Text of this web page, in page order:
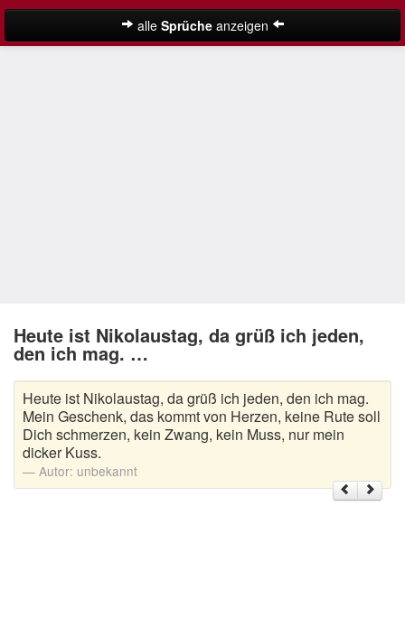
alle Sprücheanzeigen
Nikolaus Sprüche
Schöne Weihnachtssprüche
Weihnachtsgedichte
Weihnachtsgrüße
Weihnachtssprüche für Karten
Heute ist Nikolaustag, da grüß ich jeden,
den ich mag. …
Heute ist Nikolaustag, da grüß ich jeden, den ich mag.
Mein Geschenk, das kommt von Herzen, keine Rute soll
Dich schmerzen, kein Zwang, kein Muss, nur mein
dicker Kuss.
Autor: unbekannt